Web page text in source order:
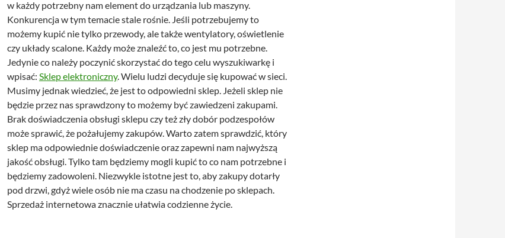
w każdy potrzebny nam element do urządzania lub maszyny.
Konkurencja w tym temacie stale rośnie. Jeśli potrzebujemy to
możemy kupić nie tylko przewody, ale także wentylatory, oświetlenie
czy układy scalone. Każdy może znaleźć to, co jest mu potrzebne.
Jedynie co należy poczynić skorzystać do tego celu wyszukiwarkę i
wpisać: Sklep elektroniczny. Wielu ludzi decyduje się kupować w sieci.
Musimy jednak wiedzieć, że jest to odpowiedni sklep. Jeżeli sklep nie
będzie przez nas sprawdzony to możemy być zawiedzeni zakupami.
Brak doświadczenia obsługi sklepu czy też zły dobór podzespołów
może sprawić, że pożałujemy zakupów. Warto zatem sprawdzić, który
sklep ma odpowiednie doświadczenie oraz zapewni nam najwyższą
jakość obsługi. Tylko tam będziemy mogli kupić to co nam potrzebne i
będziemy zadowoleni. Niezwykle istotne jest to, aby zakupy dotarły
pod drzwi, gdyż wiele osób nie ma czasu na chodzenie po sklepach.
Sprzedaż internetowa znacznie ułatwia codzienne życie.